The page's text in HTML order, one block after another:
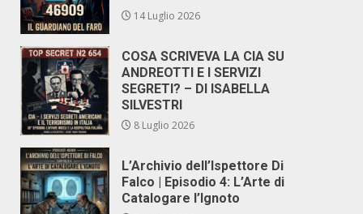
14 Luglio 2026
COSA SCRIVEVA LA CIA SU
ANDREOTTI E I SERVIZI
SEGRETI? – DI ISABELLA
SILVESTRI
8 Luglio 2026
L’Archivio dell’Ispettore Di
Falco | Episodio 4: L’Arte di
Catalogare l’Ignoto